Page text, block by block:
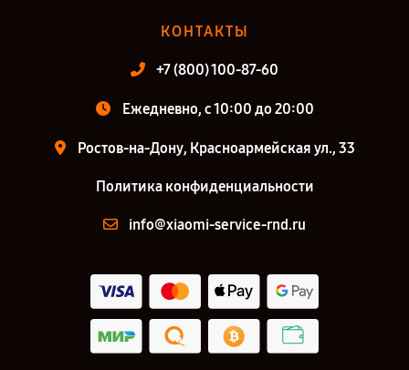
КОНТАКТЫ
+7 (800) 100-87-60
Ежедневно, с 10:00 до 20:00
Ростов-на-Дону, Красноармейская ул., 33
Политика конфиденциальности
info@xiaomi-service-rnd.ru